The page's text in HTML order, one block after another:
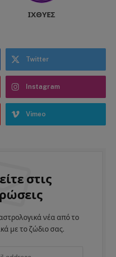
ΙΧΘΎΕΣ
Twitter
Instagram
Vimeo
στις
νέα από το
με το ζώδιο σας.